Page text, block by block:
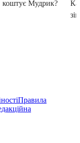
Правила